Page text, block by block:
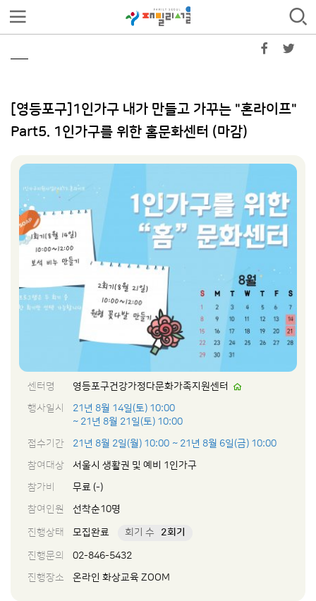
[영등포구]1인가구 내가 만들고 가꾸는 "혼라이프"
Part5. 1인가구를 위한 홈문화센터 (마감)
센터명
영등포구건강가정다문화가족지원센터
행사일시
21년 8월 14일(토) 10:00
~ 21년 8월 21일(토) 10:00
접수기간
21년 8월 2일(월) 10:00 ~ 21년 8월 6일(금) 10:00
참여대상
서울시 생활권 및 예비 1인가구
참가비
무료 (-)
참여인원
선착순10명
진행상태 모집완료 회기 수 2회기
진행문의
02-846-5432
진행장소
온라인 화상교육 ZOOM